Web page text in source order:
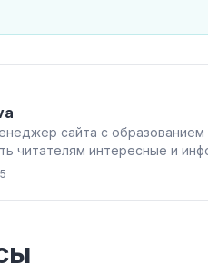
сайта с образованием
читателям интересные и